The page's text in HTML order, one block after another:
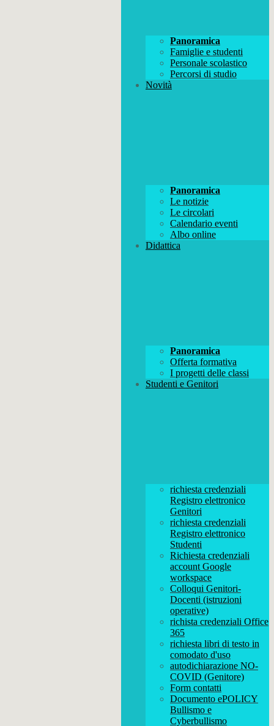
Panoramica
Famiglie e studenti
Personale scolastico
Percorsi di studio
Novità
Panoramica
Le notizie
Le circolari
Calendario eventi
Albo online
Didattica
Panoramica
Offerta formativa
I progetti delle classi
Studenti e Genitori
richiesta credenziali
Registro elettronico
Genitori
richiesta credenziali
Registro elettronico
Studenti
Richiesta credenziali
account Google
workspace
Colloqui Genitori-
Docenti (istruzioni
operative)
richista credenziali Office
365
richiesta libri di testo in
comodato d'uso
autodichiarazione NO-
COVID (Genitore)
Form contatti
Documento ePOLICY
Bullismo e
Cyberbullismo